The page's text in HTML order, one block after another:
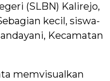
(SLBN) Kalirejo,
kecil, siswa-
Kecamatan
memvisualkan